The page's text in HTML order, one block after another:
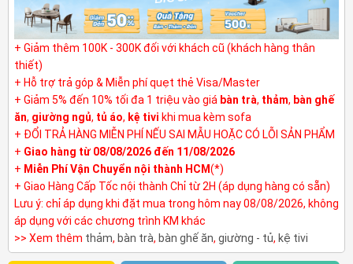
+ Giảm thêm 100K - 300K đối với khách cũ (khách hàng thân
thiết)
+ Hỗ trợ trả góp & Miễn phí quẹt thẻ Visa/Master
+ Giảm 5% đến 10% tối đa 1 triệu vào giá bàn trà, thảm, bàn ghế
ăn, giường ngủ, tủ áo, kệ tivi khi mua kèm sofa
+ ĐỔI TRẢ HÀNG MIỄN PHÍ NẾU SAI MẪU HOẶC CÓ LỖI SẢN PHẨM
+ Giao hàng từ 08/08/2026 đến 11/08/2026
+ Miễn Phí Vận Chuyển nội thành HCM(*)
+ Giao Hàng Cấp Tốc nội thành Chỉ từ 2H (áp dụng hàng có sẵn)
Lưu ý: chỉ áp dụng khi đặt mua trong hôm nay 08/08/2026, không
áp dụng với các chương trình KM khác
>> Xem thêm thảm, bàn trà, bàn ghế ăn, giường - tủ, kệ tivi